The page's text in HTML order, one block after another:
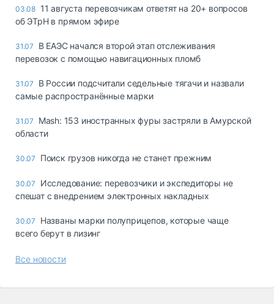
03.08 11 августа перевозчикам ответят на 20+ вопросов
об ЭТрН в прямом эфире
31.07
В ЕАЭС начался второй этап отслеживания
перевозок с помощью навигационных пломб
31.07
В России подсчитали седельные тягачи и назвали
самые распространённые марки
31.07
Mash: 153 иностранных фуры застряли в Амурской
области
30.07 Поиск грузов никогда не станет прежним
30.07
Исследование: перевозчики и экспедиторы не
спешат с внедрением электронных накладных
30.07
Названы марки полуприцепов, которые чаще
всего берут в лизинг
Все новости